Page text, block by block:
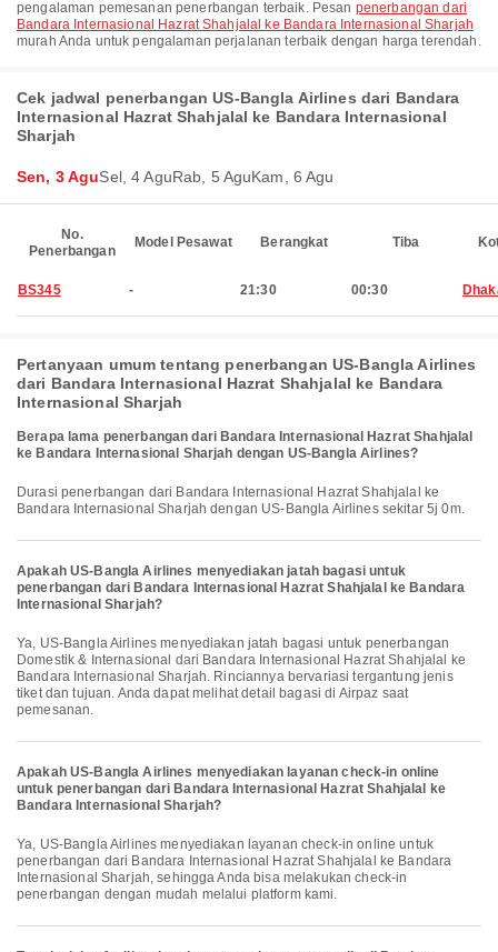
pengalaman pemesanan penerbangan terbaik. Pesan penerbangan dari
Bandara Internasional Hazrat Shahjalal ke Bandara Internasional Sharjah
murah Anda untuk pengalaman perjalanan terbaik dengan harga terendah.
Cek jadwal penerbangan US-Bangla Airlines dari Bandara
Internasional Hazrat Shahjalal ke Bandara Internasional
Sharjah
Sen, 3 AguSel, 4 AguRab, 5 AguKam, 6 Agu
No.
Penerbangan
Model Pesawat Berangkat Tiba
BS345 - 21:30 00:30
Pertanyaan umum tentang penerbangan US-Bangla Airlines
dari Bandara Internasional Hazrat Shahjalal ke Bandara
Internasional Sharjah
Berapa lama penerbangan dari Bandara Internasional Hazrat Shahjalal
ke Bandara Internasional Sharjah dengan US-Bangla Airlines?
Durasi penerbangan dari Bandara Internasional Hazrat Shahjalal ke
Bandara Internasional Sharjah dengan US-Bangla Airlines sekitar 5j 0m.
Apakah US-Bangla Airlines menyediakan jatah bagasi untuk
penerbangan dari Bandara Internasional Hazrat Shahjalal ke Bandara
Internasional Sharjah?
Ya, US-Bangla Airlines menyediakan jatah bagasi untuk penerbangan
Domestik & Internasional dari Bandara Internasional Hazrat Shahjalal ke
Bandara Internasional Sharjah. Rinciannya bervariasi tergantung jenis
tiket dan tujuan. Anda dapat melihat detail bagasi di Airpaz saat
pemesanan.
Apakah US-Bangla Airlines menyediakan layanan check-in online
untuk penerbangan dari Bandara Internasional Hazrat Shahjalal ke
Bandara Internasional Sharjah?
Ya, US-Bangla Airlines menyediakan layanan check-in online untuk
penerbangan dari Bandara Internasional Hazrat Shahjalal ke Bandara
Internasional Sharjah, sehingga Anda bisa melakukan check-in
penerbangan dengan mudah melalui platform kami.